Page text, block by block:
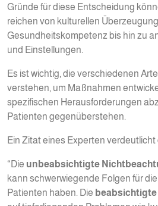
Gründe für diese Entscheidung
reichen von kulturellen
Gesundheitskompetenz bis hin zu
und Einstellungen.
Es ist wichtig, die verschiedenen
verstehen, um Maßnahmen
spezifischen Herausforderungen
Patienten gegenüberstehen.
Ein Zitat eines Experten verdeutlicht
“Die unbeabsichtigte
kann schwerwiegende Folgen für
Patienten haben. Die